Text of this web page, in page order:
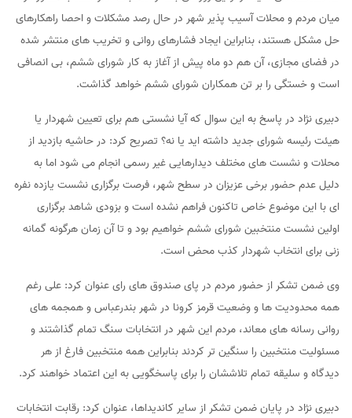
میان مردم و محلات آسیب پذیر شهر در حال رصد مشکلات و احصا راهکارهای
حل مشکل هستند، بنابراین ایجاد فشارهای روانی و تخریب های منتشر شده
در فضای مجازی، آن هم دو ماه پیش از آغاز به کار شورای ششم، بی انصافی
است و خستگی را بر تن همکاران شورای ششم خواهد گذاشت.
دبیری نژاد در پاسخ به این سوال که آیا نشستی هم برای تعیین شهردار یا
هیئت رئیسه شورای جدید داشته اید یا نه؟ تصریح کرد: در حاشیه بازدید از
محلات و نشست های مختلف دیدارهایی غیر رسمی انجام می شود اما به
دلیل عدم حضور برخی عزیزان در سطح شهر، فرصت برگزاری نشست یازده نفره
ای با این موضوع خاص تاکنون فراهم نشده است و بزودی شاهد برگزاری
اولین نشست منتخبین شورای ششم خواهیم بود و تا آن زمان هرگونه گمانه
زنی برای انتخاب شهردار کذب محض است.
وی ضمن تشکر از حضور مردم در پای صندوق های رای عنوان کرد: علی رغم
همه محدودیت ها و وضعیت قرمز کرونا در شهر بندرعباس و همجمه های
روانی رسانه های معاند، مردم این شهر در انتخابات سنگ تمام گذاشتند و
مسئولیت منتخبین را سنگین تر کردند بنابراین همه منتخبین فارغ از هر
دیدگاه و سلیقه تمام تلاششان را برای پاسخگویی به این اعتماد خواهند کرد.
دبیری نژاد در پایان ضمن تشکر از سایر کاندیداها، عنوان کرد: رقابت انتخابات